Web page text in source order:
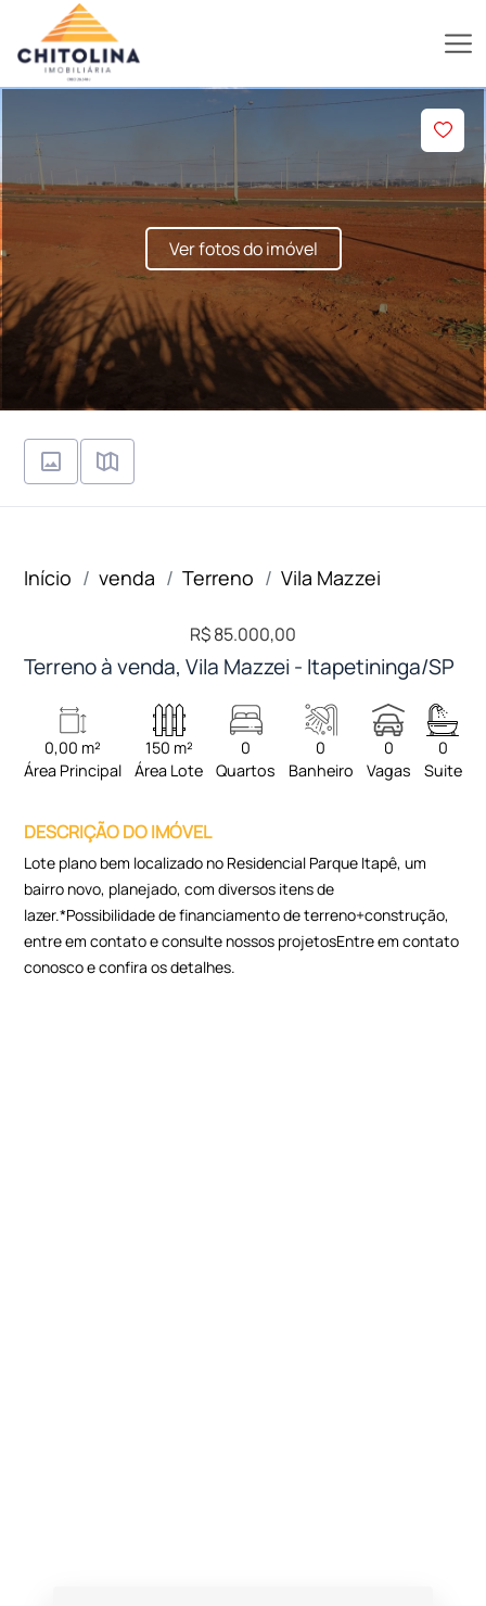
Ver fotos do imóvel
Início venda Terreno Vila Mazzei
R$ 85.000,00
Terreno à venda, Vila Mazzei - Itapetininga/SP
0,00 m²
Área Principal
150 m²
Área Lote
0
Quartos
0
Banheiro
0
Vagas
0
Suite
DESCRIÇÃO DO IMÓVEL
Lote plano bem localizado no Residencial Parque Itapê, um
bairro novo, planejado, com diversos itens de
lazer.*Possibilidade de financiamento de terreno+construção,
entre em contato e consulte nossos projetosEntre em contato
conosco e confira os detalhes.